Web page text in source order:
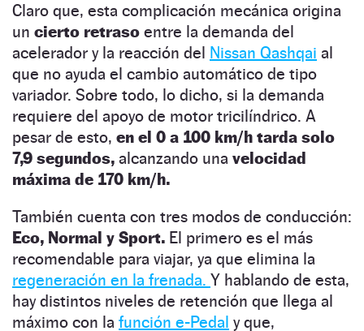
Claro que, esta complicación mecánica origina
un cierto retraso entre la demanda del
acelerador y la reacción del Nissan Qashqai al
que no ayuda el cambio automático de tipo
variador. Sobre todo, lo dicho, si la demanda
requiere del apoyo de motor tricilíndrico. A
pesar de esto, en el 0 a 100 km/h tarda solo
7,9 segundos, alcanzando una velocidad
máxima de 170 km/h.
También cuenta con tres modos de conducción:
Eco, Normal y Sport. El primero es el más
recomendable para viajar, ya que elimina la
regeneración en la frenada. Y hablando de esta,
hay distintos niveles de retención que llega al
máximo con la función e-Pedal y que,